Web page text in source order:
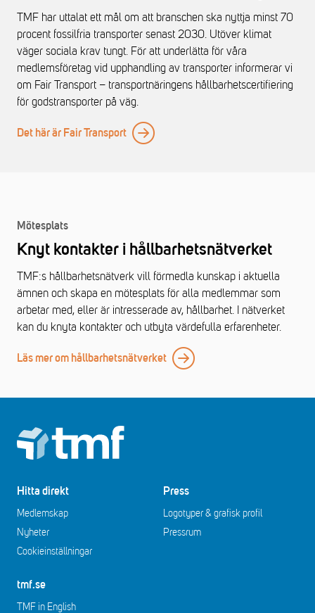
TMF har uttalat ett mål om att branschen ska nyttja minst 70
procent fossilfria transporter senast 2030. Utöver klimat
väger sociala krav tungt. För att underlätta för våra
medlemsföretag vid upphandling av transporter informerar vi
om Fair Transport – transportnäringens hållbarhetscertifiering
för godstransporter på väg.
Det här är Fair Transport
Mötesplats
Knyt kontakter i hållbarhetsnätverket
TMF:s hållbarhetsnätverk vill förmedla kunskap i aktuella
ämnen och skapa en mötesplats för alla medlemmar som
arbetar med, eller är intresserade av, hållbarhet. I nätverket
kan du knyta kontakter och utbyta värdefulla erfarenheter.
Läs mer om hållbarhetsnätverket
Footer
Hitta direkt
Medlemskap
Nyheter
Cookieinställningar
Press
Logotyper & grafisk profil
Pressrum
tmf.se
TMF in English